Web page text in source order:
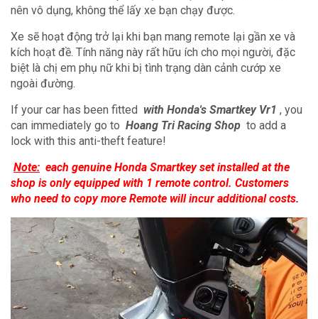
nên vô dụng, không thể lấy xe bạn chạy được.
Xe sẽ hoạt động trở lại khi bạn mang remote lại gần xe và
kích hoạt đề. Tính năng này rất hữu ích cho mọi người, đặc
biệt là chị em phụ nữ khi bị tình trạng dàn cảnh cướp xe
ngoài đường.
If your car has been fitted with Honda's Smartkey Vr1 , you
can immediately go to Hoang Tri Racing Shop to add a
lock with this anti-theft feature!
Note: each genuine Honda Smartkey set installed at the
shop is only equipped with 1 remote control. Customers
who need to copy more Remote will incur additional costs.